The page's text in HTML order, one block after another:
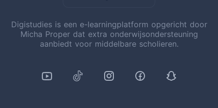
Digistudies is een e-learningplatform opgericht door
Micha Proper dat extra onderwijsondersteuning
aanbiedt voor middelbare scholieren.